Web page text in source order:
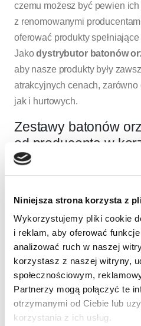
Niniejsza strona korzysta z
Wykorzystujemy pliki cookie
i reklam, aby oferować
analizować ruch w naszej
korzystasz z naszej witryny,
społecznościowym,
Partnerzy mogą połączyć te
otrzymanymi od Ciebie lub
korzystania z ich usług.
czemu możesz być pewien
z renomowanymi
oferować produkty
Jakodystrybutor batonów
aby nasze produkty były
atrakcyjnych cenach,
jak i hurtowych.
Zestawy batonów
od producenta w
Jeśli szukasz idealnego
zestawy batonów
rodzaje batonów, dzięki
różnorodnością i odkrywać
Jakoproducent batonów
pewność, że nasze produkty
standardy jakości. Nasze
pakowane, aby zapewnić
Dzięki temu, że kupujesz